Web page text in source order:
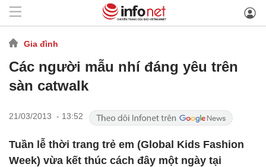
Gia đình
Các người mẫu nhí đáng yêu trên
sàn catwalk
21/03/2013 - 13:52
Tuần lễ thời trang trẻ em (Global Kids Fashion
Week) vừa kết thúc cách đây một ngày tại